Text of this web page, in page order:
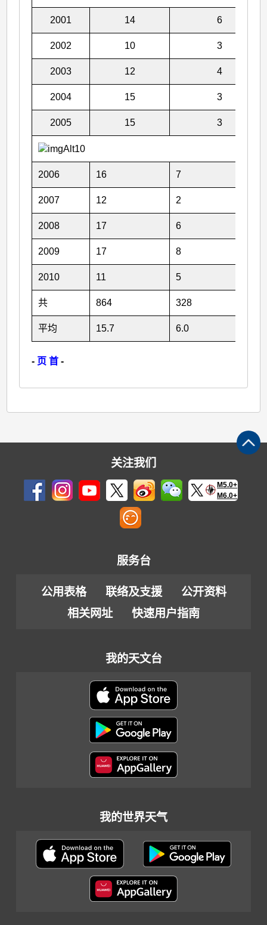
2001 14 6
2002 10 3
2003 12 4
2004 15 3
2005 15 3
2006 16 7
2007 12 2
2008 17 6
2009 17 8
2010 11 5
共 864 328
平均 15.7 6.0
- 页 首 -
关注我们
M5.0+
M6.0+
服务台
公用表格 联络及支援
公开资料
相关网址
快速用户指南
我的天文台
我的世界天气